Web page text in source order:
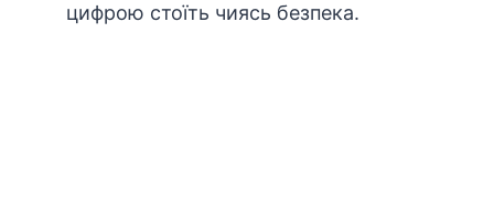
цифрою стоїть чиясь безпека.